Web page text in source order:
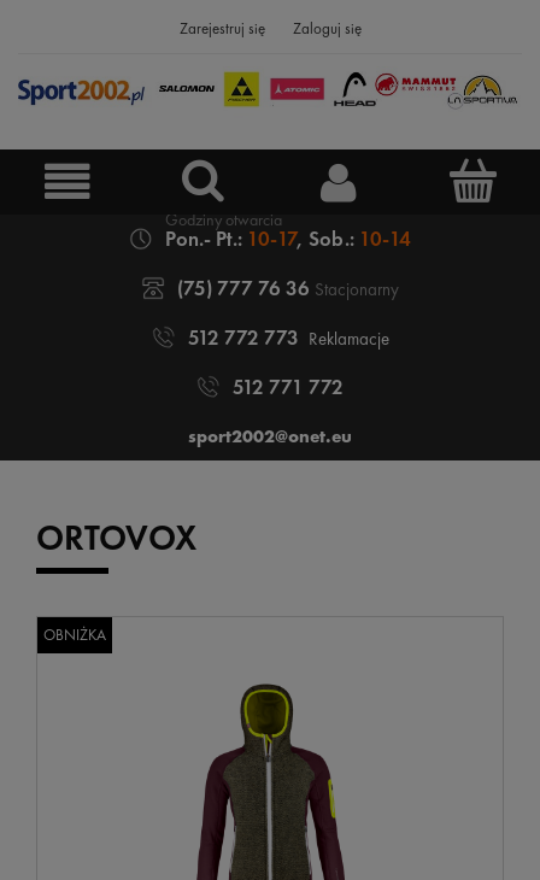
Zarejestruj się Zaloguj się
Pon.- Pt.: 10-17, Sob.: 10-14
(75) 777 76 36 Stacjonarny
512 772 773 Reklamacje
512 771 772
sport2002@onet.eu
ORTOVOX
OBNIŻKA